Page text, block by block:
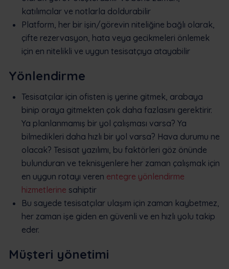
katılımcılar ve notlarla doldurabilir
Platform, her bir işin/görevin niteliğine bağlı olarak,
çifte rezervasyon, hata veya gecikmeleri önlemek
için en nitelikli ve uygun tesisatçıya atayabilir
Yönlendirme
Tesisatçılar için ofisten iş yerine gitmek, arabaya
binip oraya gitmekten çok daha fazlasını gerektirir.
Ya planlanmamış bir yol çalışması varsa? Ya
bilmedikleri daha hızlı bir yol varsa? Hava durumu ne
olacak? Tesisat yazılımı, bu faktörleri göz önünde
bulunduran ve teknisyenlere her zaman çalışmak için
en uygun rotayı veren entegre yönlendirme
hizmetlerine sahiptir
Bu sayede tesisatçılar ulaşım için zaman kaybetmez,
her zaman işe giden en güvenli ve en hızlı yolu takip
eder.
Müşteri yönetimi